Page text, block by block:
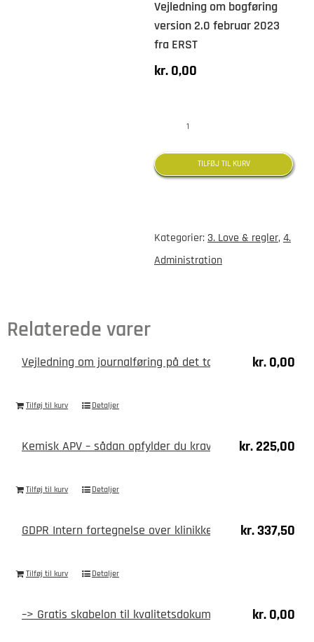
Vejledning om bogføring
version 2.0 februar 2023
fra ERST
kr.0,00
om
bogføring
TILFØJ TIL KURV
Kategorier: 3. Love & regler,4.
Administration
Relaterede varer
Vejledning om journalføring på det tandfaglige område
kr.0,00
Tilføj til kurv Detaljer
Kemisk APV – sådan opfylder du kravene enkelt
kr.225,00
Tilføj til kurv Detaljer
GDPR Intern fortegnelse over klinikkens kr.337,50
Tilføj til kurv Detaljer
–> Gratis skabelon til kvalitetsdokumenter kr.0,00